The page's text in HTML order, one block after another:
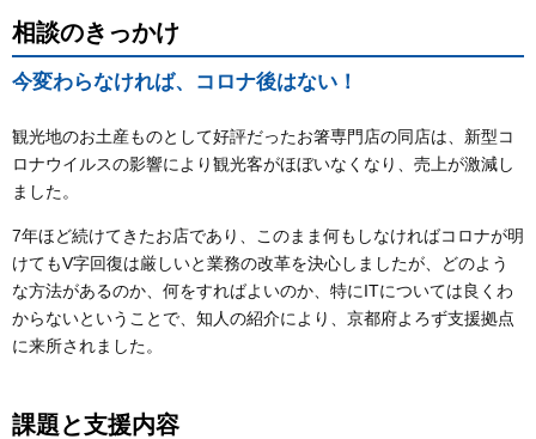
相談のきっかけ
今変わらなければ、コロナ後はない！
観光地のお土産ものとして好評だったお箸専門店の同店は、新型コ
ロナウイルスの影響により観光客がほぼいなくなり、売上が激減し
ました。
7年ほど続けてきたお店であり、このまま何もしなければコロナが明
けてもV字回復は厳しいと業務の改革を決心しましたが、どのよう
な方法があるのか、何をすればよいのか、特にITについては良くわ
からないということで、知人の紹介により、京都府よろず支援拠点
に来所されました。
課題と支援内容